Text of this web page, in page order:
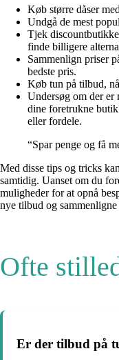
Køb større dåser
Undgå de mest
Tjek
finde billigere
Sammenlign priser
bedste pris.
Køb tun på tilbud,
Undersøg om der er
dine foretrukne
eller fordele.
“Spar penge og få
Med disse tips og tricks
samtidig. Uanset om du
muligheder for at opnå
nye tilbud og
Ofte
Er der tilbud på